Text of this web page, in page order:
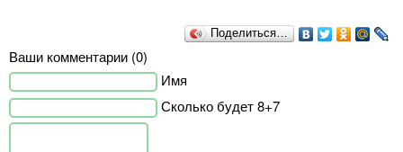
Поделиться…
Ваши комментарии (0)
Имя
Сколько будет 8+7